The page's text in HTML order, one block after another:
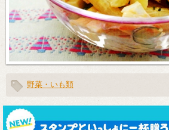
野菜・いも類